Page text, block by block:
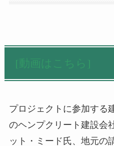
[動画はこちら]
プロジェクトに参加する
のヘンプクリート建設会
ット・ミード氏、地元の